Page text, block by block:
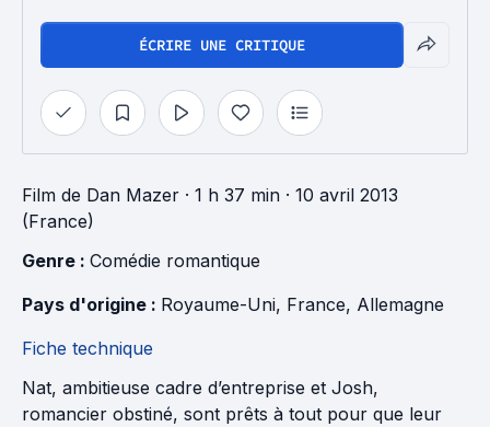
ÉCRIRE UNE CRITIQUE
Film de Dan Mazer · 1 h 37 min · 10 avril 2013
(France)
Genre : Comédie romantique
Pays d'origine : Royaume-Uni, France, Allemagne
Fiche technique
Nat, ambitieuse cadre d’entreprise et Josh,
romancier obstiné, sont prêts à tout pour que leur